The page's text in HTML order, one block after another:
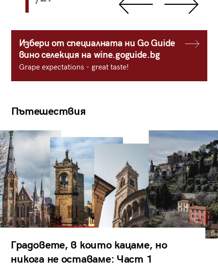
Избери от специалната ни Go Guide
вино селекция на wine.goguide.bg
Grape expectations - great taste!
Пътешествия
Градовете, в които кацаме, но
никога не оставаме: Част 1